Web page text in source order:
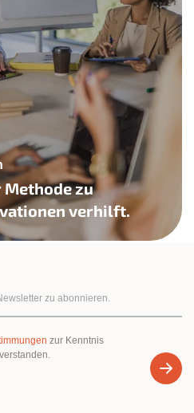
Methode zu
verhilft.
zur Kenntnis